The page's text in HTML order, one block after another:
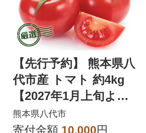
【先行予約】 熊本県八
代市産 トマト 約4kg
【2027年1月上旬より
順次発送】_229-6721
熊本県八代市
寄付金額 10,000円